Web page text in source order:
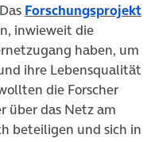
Forschungsprojekt
inwieweit die
haben, um
ihre Lebensqualität
die Forscher
über das Netz am
beteiligen und sich in